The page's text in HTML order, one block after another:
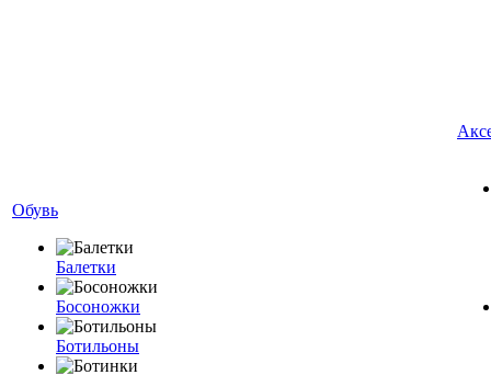
Обувь
Балетки
Босоножки
Ботильоны